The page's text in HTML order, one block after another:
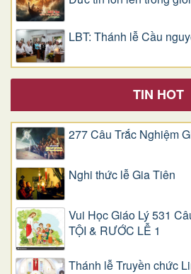
LBT: Thánh lễ Cầu
TIN HOT
277 Câu Trắc Nghiệm
Nghi thức lễ Gia Tiên
Vui Học Giáo Lý 531
TỘI & RƯỚC LỄ 1
Thánh lễ Truyền chức